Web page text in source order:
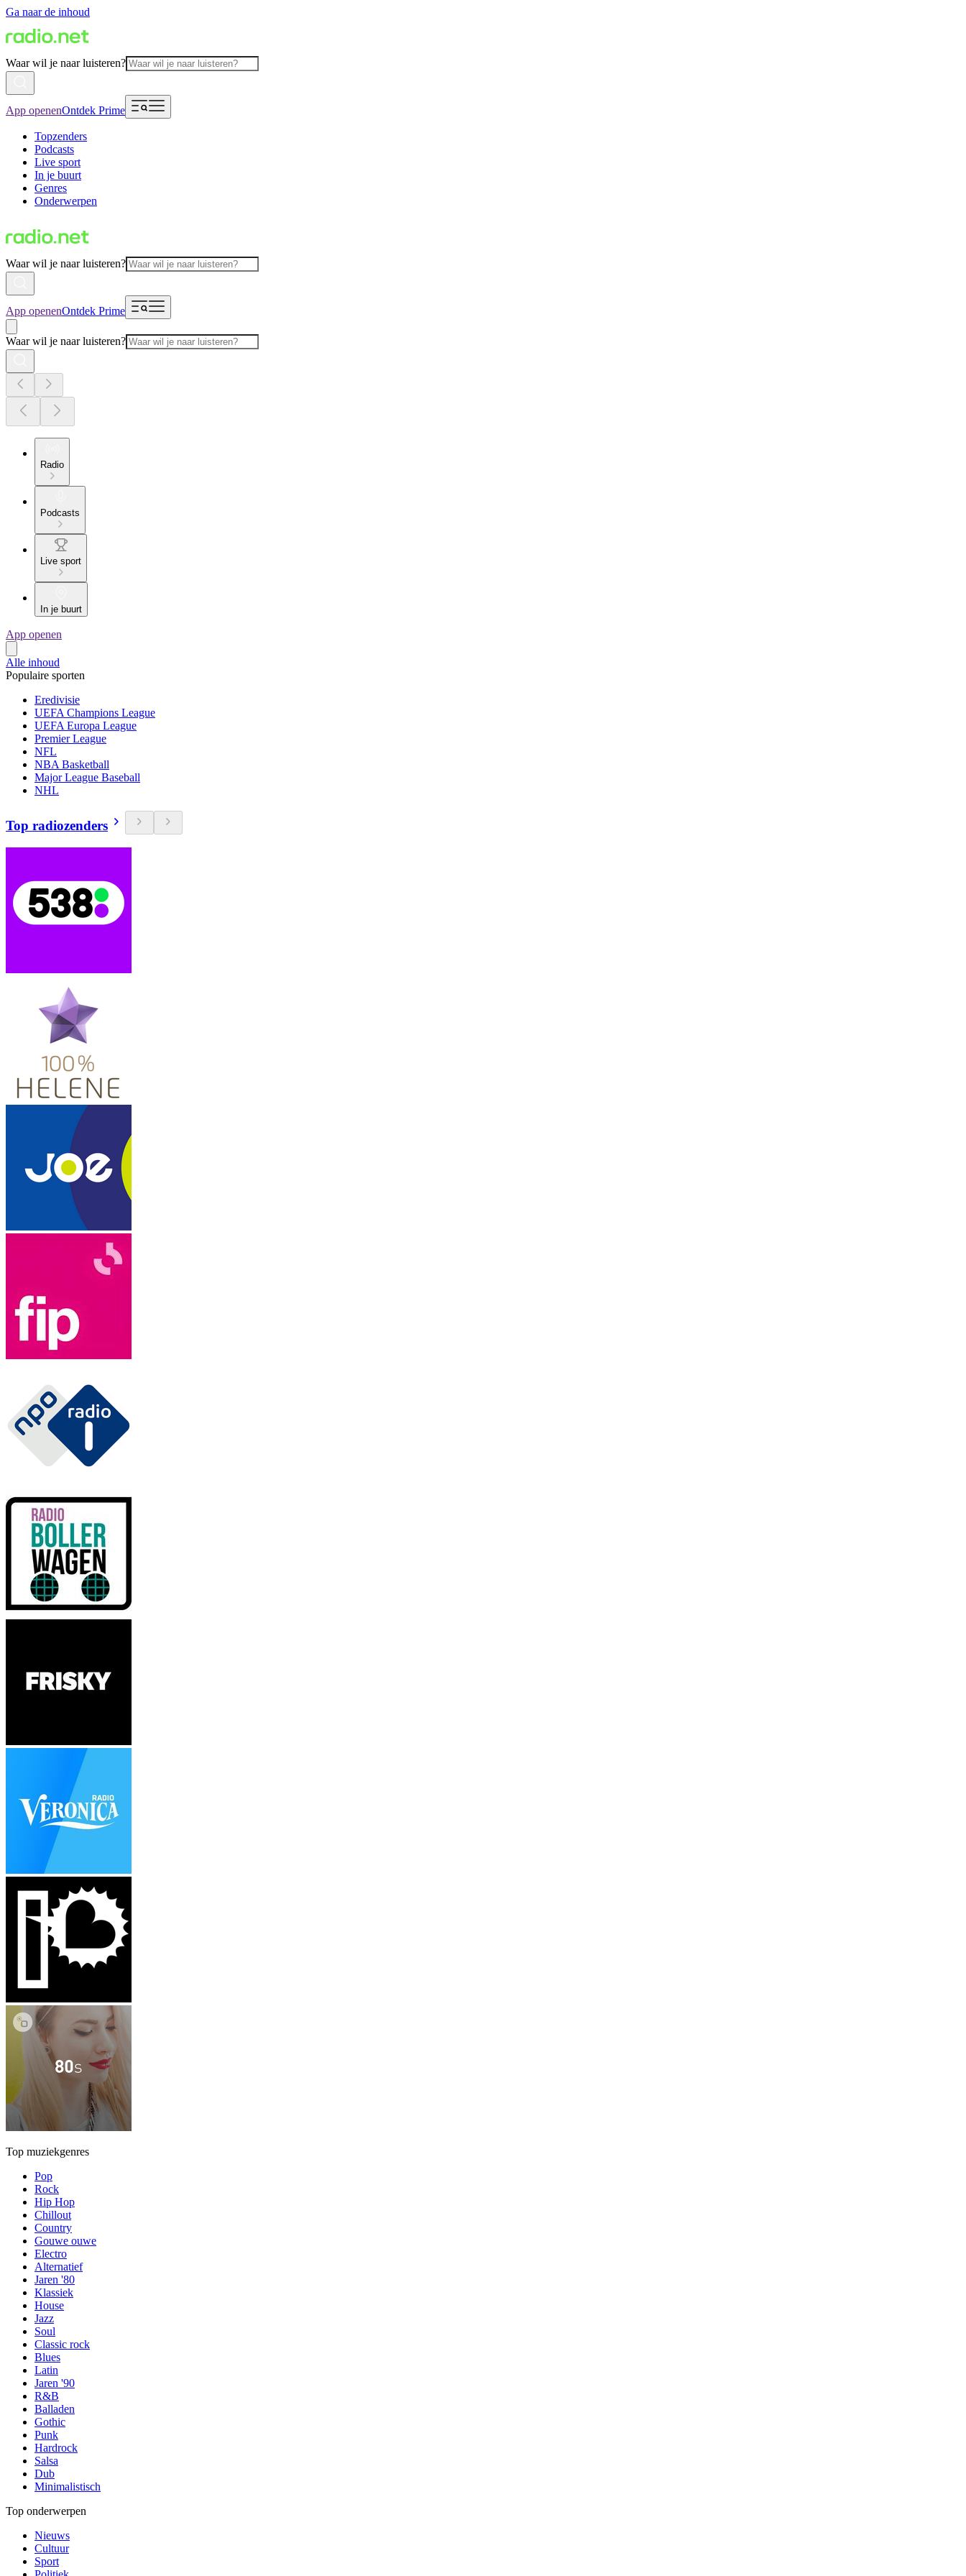
Ga naar de inhoud
Waar wil je naar luisteren?
App openenOntdek Prime
Topzenders
Podcasts
Live sport
In je buurt
Genres
Onderwerpen
Waar wil je naar luisteren?
App openenOntdek Prime
Waar wil je naar luisteren?
Radio
Podcasts
Live sport
In je buurt
App openen
Alle inhoud
Populaire sporten
Eredivisie
UEFA Champions League
UEFA Europa League
Premier League
NFL
NBA Basketball
Major League Baseball
NHL
Top radiozenders
Top muziekgenres
Pop
Rock
Hip Hop
Chillout
Country
Gouwe ouwe
Electro
Alternatief
Jaren '80
Klassiek
House
Jazz
Soul
Classic rock
Blues
Latin
Jaren '90
R&B
Balladen
Gothic
Punk
Hardrock
Salsa
Dub
Minimalistisch
Top onderwerpen
Nieuws
Cultuur
Sport